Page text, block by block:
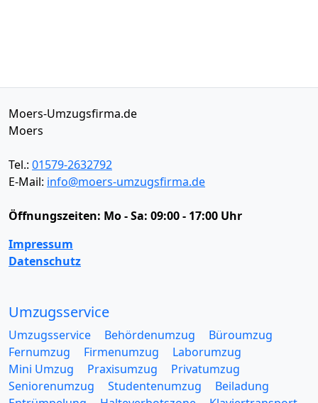
Moers-Umzugsfirma.de
Moers
Tel.: 01579-2632792
E-Mail: info@moers-umzugsfirma.de
Öffnungszeiten: Mo - Sa: 09:00 - 17:00 Uhr
Impressum
Datenschutz
Umzugsservice
Umzugsservice Behördenumzug
Büroumzug
Fernumzug
Firmenumzug
Laborumzug
Mini Umzug
Praxisumzug
Privatumzug
Seniorenumzug
Studentenumzug
Beiladung